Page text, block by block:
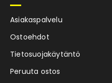
Asiakaspalvelu
Ostoehdot
Tietosuojakäytäntö
Peruuta ostos